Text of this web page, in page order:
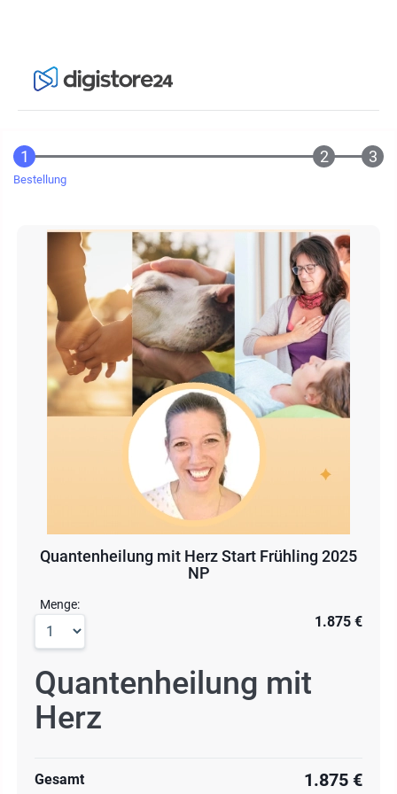
Bestellung
Quantenheilung mit Herz Start Frühling 2025
NP
Menge:
1.875 €
Quantenheilung mit
Herz
Gesamt 1.875 €